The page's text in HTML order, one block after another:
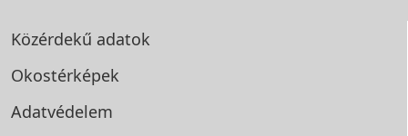
Közérdekű adatok
Okostérképek
Adatvédelem